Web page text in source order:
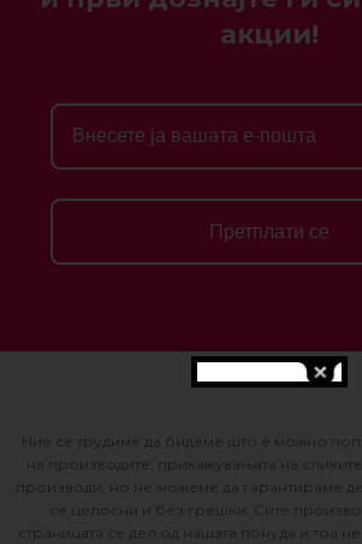
акции!
Претплати се
Ние се трудиме да бидеме што е можно
на производите, прикажувањата на
производи, но не можеме да гарантираме
се целосни и без грешки. Сите
страницата се дел од нашата понуда и тоа